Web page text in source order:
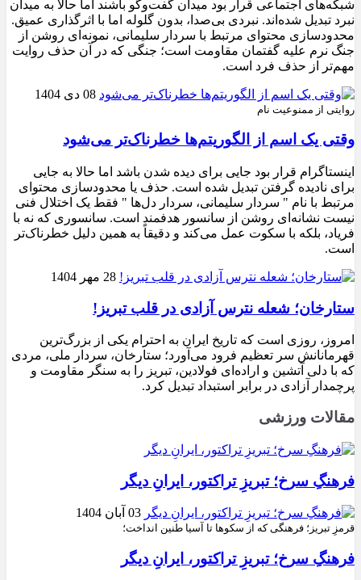
شبکه‌های اجتماعی قرار بود میدان گفت‌وگو باشند اما حالا به میدان
نبرد تبدیل شده‌اند. نبردی بی‌صدا، بدون گلوله اما با اثرگذاری عمیق.
محدودسازی محتوای مرتبط با سردار سلیمانی، نمونه‌ای روشن از
جنگ نرم علیه گفتمان مقاومت است؛ جنگی که در آن حذف روایت
مهم‌تر از حذف فرد است.
08 دی 1404
روایتی از ممنوعیت نام
وقتی یک اسم از الگوریتم‌ها خطرناک‌تر می‌شود
اینستاگرام قرار بود جایی برای دیده شدن باشد اما حالا به جایی
برای نادیده گرفتن تبدیل شده است. حذف یا محدودسازی محتوای
مرتبط با نام " سردار سلیمانی، سردار دل‌ها " فقط یک اختلال فنی
نیست نشانه‌ای روشن از سانسور هدفمند است. سانسوری که نه با
فریاد، بلکه با سکوت عمل می‌کند و دقیقاً به همین دلیل خطرناک‌تر
است.
28 مهر 1404
ستارخان؛ شعله نترس آزادی در قلب تبریز!
امروز، روزی است که تاریخ ایران به احترام یکی از بزرگ‌ترین
قهرمانانش سر تعظیم فرود می‌آورد؛ ستارخان، سردار ملی، مردی
که با دلی آتشین و اراده‌ای فولادین، تبریز را به سنگر مقاومت و
پرچمدار آزادی در برابر استبداد تبدیل کرد.
مقالات ورزشی
فرهنگِ سرخ؛ تبریزِ تراکتور، ایرانِ دیگر
03 آبان 1404
قرمزِ تبریز؛ فرهنگی که از سکوها تا آسیا طنین انداخت؛
فرهنگِ سرخ؛ تبریزِ تراکتور، ایرانِ دیگر